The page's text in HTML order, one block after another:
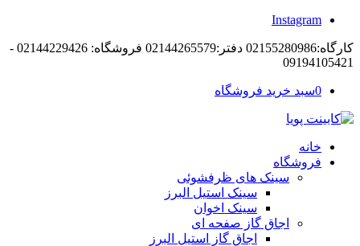
Instagram
کارگاه:02155280986 دفتر:02144265579 فروشگاه: 02144229426 -
09194105421
0سبد خرید فروشگاه
خانه
فروشگاه
سینک های ظرفشوئی
سینک استیل البرز
سینک اخوان
اجاق گاز صفحه ای
اجاق گاز استیل البرز